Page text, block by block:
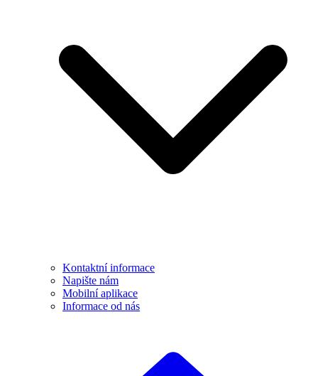
Kontaktní informace
Napište nám
Mobilní aplikace
Informace od nás